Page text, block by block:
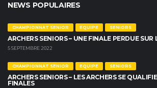
NEWS POPULAIRES
CHAMPIONNAT SENIOR EQUIPE SENIORS
ARCHERS SENIORS – UNE FINALE PERDUE SUR
5 SEPTEMBRE 2022
CHAMPIONNAT SENIOR EQUIPE SENIORS
ARCHERS SENIORS – LES ARCHERS SE
FINALES